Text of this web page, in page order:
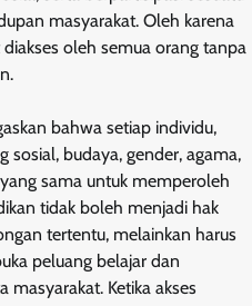
masyarakat. Oleh karena
oleh semua orang tanpa
bahwa setiap individu,
budaya, gender, agama,
sama untuk memperoleh
tidak boleh menjadi hak
tertentu, melainkan harus
peluang belajar dan
masyarakat. Ketika akses